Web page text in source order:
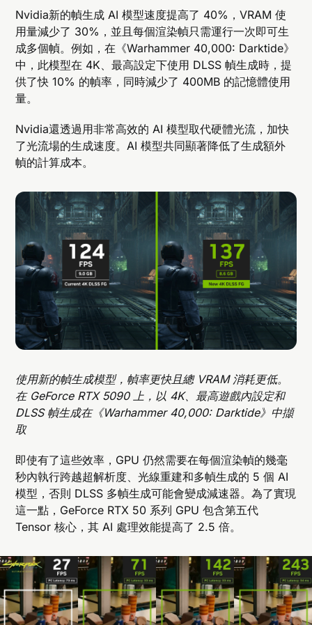
Nvidia新的幀生成 AI 模型速度提高了 40%，VRAM 使
用量減少了 30%，並且每個渲染幀只需運行一次即可生
成多個幀。例如，在《Warhammer 40,000: Darktide》
中，此模型在 4K、最高設定下使用 DLSS 幀生成時，提
供了快 10% 的幀率，同時減少了 400MB 的記憶體使用
量。
Nvidia還透過用非常高效的 AI 模型取代硬體光流，加快
了光流場的生成速度。AI 模型共同顯著降低了生成額外
幀的計算成本。
使用新的幀生成模型，幀率更快且總 VRAM 消耗更低。
在 GeForce RTX 5090 上，以 4K、最高遊戲內設定和
DLSS 幀生成在《Warhammer 40,000: Darktide》中擷
取
即使有了這些效率，GPU 仍然需要在每個渲染幀的幾毫
秒內執行跨越超解析度、光線重建和多幀生成的 5 個 AI
模型，否則 DLSS 多幀生成可能會變成減速器。為了實現
這一點，GeForce RTX 50 系列 GPU 包含第五代
Tensor 核心，其 AI 處理效能提高了 2.5 倍。